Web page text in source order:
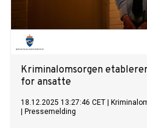
Kriminalomsorgen
for ansatte
18.12.2025 13:27:46 CET
Pressemelding